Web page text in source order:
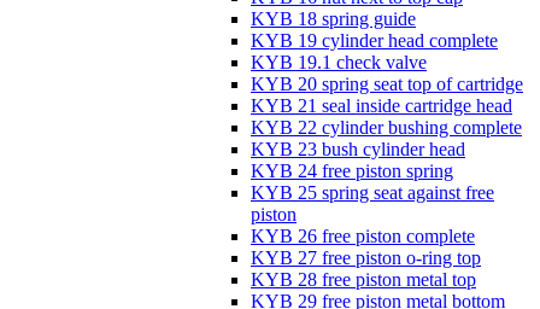
KYB 18 spring guide
KYB 19 cylinder head complete
KYB 19.1 check valve
KYB 20 spring seat top of cartridge
KYB 21 seal inside cartridge head
KYB 22 cylinder bushing complete
KYB 23 bush cylinder head
KYB 24 free piston spring
KYB 25 spring seat against free
piston
KYB 26 free piston complete
KYB 27 free piston o-ring top
KYB 28 free piston metal top
KYB 29 free piston metal bottom